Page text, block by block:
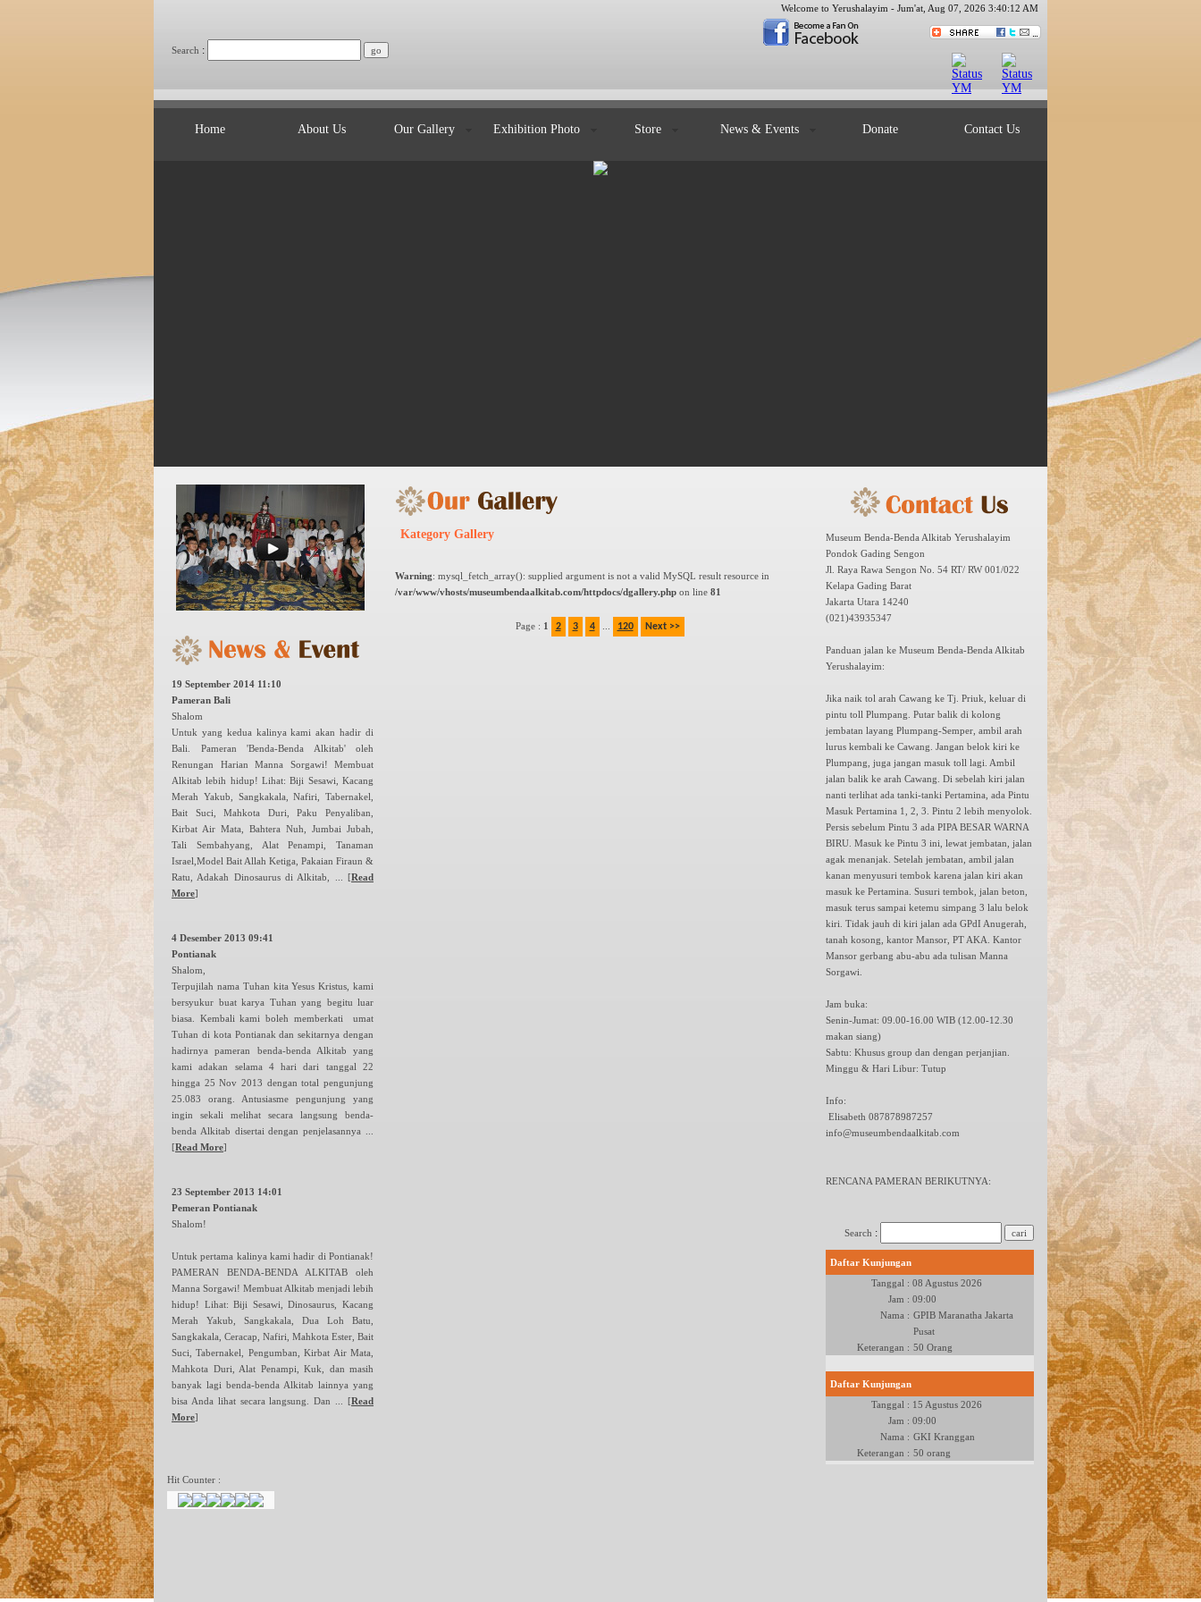
Search :
Welcome to Yerushalayim - Jum'at, Aug 07, 2026 3:40:13 AM
Home About Us Our Gallery Exhibition Photo Store News & Events Donate Contact Us
19 September 2014 11:10
Pameran Bali
Shalom
Untuk yang kedua kalinya kami akan hadir di
Bali. Pameran 'Benda-Benda Alkitab' oleh
Renungan Harian Manna Sorgawi! Membuat
Alkitab lebih hidup! Lihat: Biji Sesawi, Kacang
Merah Yakub, Sangkakala, Nafiri, Tabernakel,
Bait Suci, Mahkota Duri, Paku Penyaliban,
Kirbat Air Mata, Bahtera Nuh, Jumbai Jubah,
Tali Sembahyang, Alat Penampi, Tanaman
Israel,Model Bait Allah Ketiga, Pakaian Firaun &
Ratu, Adakah Dinosaurus di Alkitab, ... [Read
More]
4 Desember 2013 09:41
Pontianak
Shalom,
Terpujilah nama Tuhan kita Yesus Kristus, kami
bersyukur buat karya Tuhan yang begitu luar
biasa. Kembali kami boleh memberkati umat
Tuhan di kota Pontianak dan sekitarnya dengan
hadirnya pameran benda-benda Alkitab yang
kami adakan selama 4 hari dari tanggal 22
hingga 25 Nov 2013 dengan total pengunjung
25.083 orang. Antusiasme pengunjung yang
ingin sekali melihat secara langsung benda-
benda Alkitab disertai dengan penjelasannya ...
[Read More]
23 September 2013 14:01
Pemeran Pontianak
Shalom!
Untuk pertama kalinya kami hadir di Pontianak!
PAMERAN BENDA-BENDA ALKITAB oleh
Manna Sorgawi! Membuat Alkitab menjadi lebih
hidup! Lihat: Biji Sesawi, Dinosaurus, Kacang
Merah Yakub, Sangkakala, Dua Loh Batu,
Sangkakala, Ceracap, Nafiri, Mahkota Ester, Bait
Suci, Tabernakel, Pengumban, Kirbat Air Mata,
Mahkota Duri, Alat Penampi, Kuk, dan masih
banyak lagi benda-benda Alkitab lainnya yang
bisa Anda lihat secara langsung. Dan ... [Read
More]
Hit Counter :
Kategory Gallery
Warning: mysql_fetch_array(): supplied argument is not a valid MySQL result resource in
/var/www/vhosts/museumbendaalkitab.com/httpdocs/dgallery.php on line 81
Page : 1 2 3 4 120 Next >>
Museum Benda-Benda Alkitab Yerushalayim
Pondok Gading Sengon
Jl. Raya Rawa Sengon No. 54 RT/ RW 001/022
Kelapa Gading Barat
Jakarta Utara 14240
(021)43935347
Panduan jalan ke Museum Benda-Benda Alkitab
Yerushalayim:
Jika naik tol arah Cawang ke Tj. Priuk, keluar di
pintu toll Plumpang. Putar balik di kolong
jembatan layang Plumpang-Semper, ambil arah
lurus kembali ke Cawang. Jangan belok kiri ke
Plumpang, juga jangan masuk toll lagi. Ambil
jalan balik ke arah Cawang. Di sebelah kiri jalan
nanti terlihat ada tanki-tanki Pertamina, ada Pintu
Masuk Pertamina 1, 2, 3. Pintu 2 lebih menyolok.
Persis sebelum Pintu 3 ada PIPA BESAR WARNA
BIRU. Masuk ke Pintu 3 ini, lewat jembatan, jalan
agak menanjak. Setelah jembatan, ambil jalan
kanan menyusuri tembok karena jalan kiri akan
masuk ke Pertamina. Susuri tembok, jalan beton,
masuk terus sampai ketemu simpang 3 lalu belok
kiri. Tidak jauh di kiri jalan ada GPdI Anugerah,
tanah kosong, kantor Mansor, PT AKA. Kantor
Mansor gerbang abu-abu ada tulisan Manna
Sorgawi.
Jam buka:
Senin-Jumat: 09.00-16.00 WIB (12.00-12.30
makan siang)
Sabtu: Khusus group dan dengan perjanjian.
Minggu & Hari Libur: Tutup
Info:
Elisabeth 087878987257
info@museumbendaalkitab.com
RENCANA PAMERAN BERIKUTNYA:
Search :
Daftar Kunjungan
Tanggal : 08 Agustus 2026
Jam : 09:00
Nama : GPIB Maranatha Jakarta
Pusat
Keterangan : 50 Orang
Daftar Kunjungan
Tanggal : 15 Agustus 2026
Jam : 09:00
Nama : GKI Kranggan
Keterangan : 50 orang